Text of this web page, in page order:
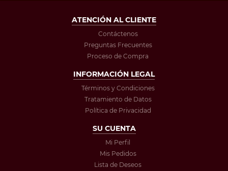
ATENCIÓN AL CLIENTE
Contáctenos
Preguntas Frecuentes
Proceso de Compra
INFORMACIÓN LEGAL
Términos y Condiciones
Tratamiento de Datos
Política de Privacidad
SU CUENTA
Mi Perfil
Mis Pedidos
Lista de Deseos